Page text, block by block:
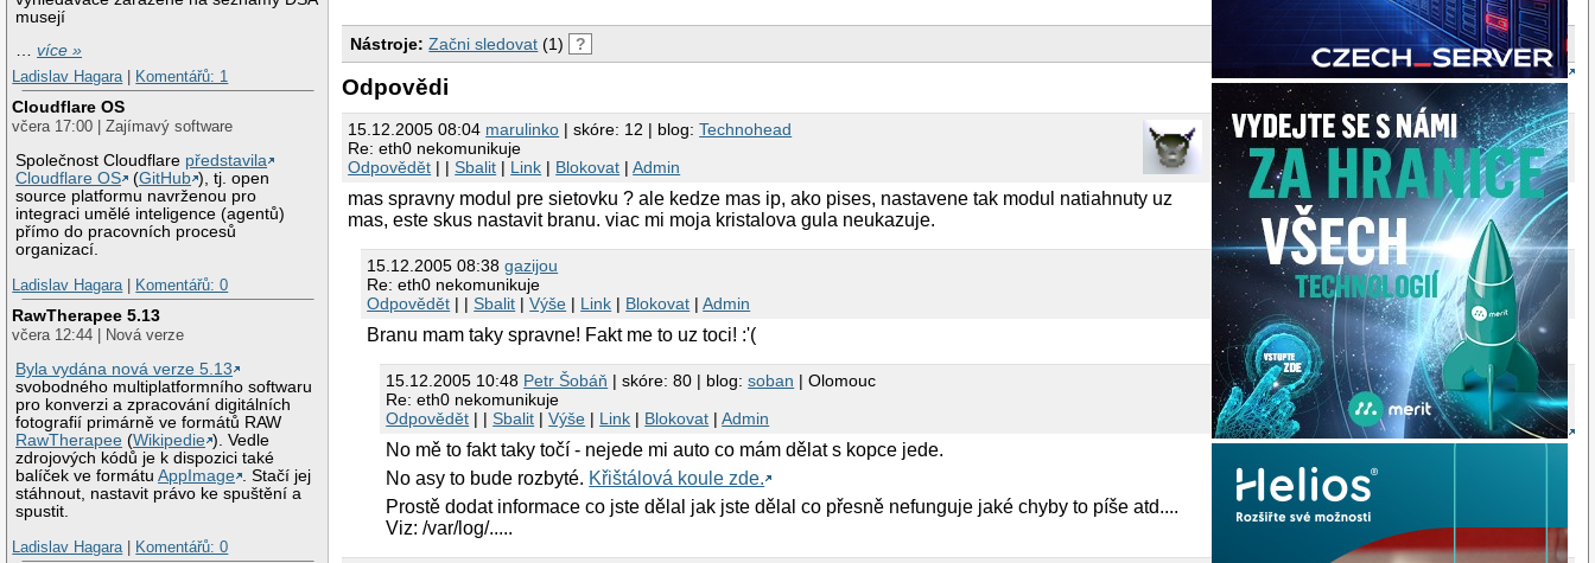
musejí
…více »
Ladislav Hagara
Komentářů: 1
Cloudflare OS
včera 17:00 | Zajímavý software
Společnost Cloudflare představila
Cloudflare OS
(GitHub ), tj. open
source platformu navrženou pro
integraci umělé inteligence (agentů)
přímo do pracovních procesů
organizací.
Ladislav Hagara
Komentářů: 0
RawTherapee 5.13
včera 12:44 | Nová verze
Byla vydána nová verze 5.13
svobodného multiplatformního softwaru
pro konverzi a zpracování digitálních
fotografií primárně ve formátů RAW
RawTherapee (Wikipedie ). Vedle
zdrojových kódů je k dispozici také
balíček ve formátuAppImage . Stačí jej
stáhnout, nastavit právo ke spuštění a
spustit.
Ladislav Hagara
Komentářů: 0
Nástroje: Začni sledovat (1) ?
Odpovědi
15.12.2005 08:04 marulinko | skóre: 12 | blog:Technohead
Re: eth0 nekomunikuje
Odpovědět | |Sbalit | Link | Blokovat |Admin
mas spravny modul pre sietovku ? ale kedze mas ip, ako pises, nastavene tak modul natiahnuty uz
mas, este skus nastavit branu. viac mi moja kristalova gula neukazuje.
15.12.2005 08:38gazijou
Re: eth0 nekomunikuje
Odpovědět | |Sbalit |Výše | Link | Blokovat |Admin
Branu mam taky spravne! Fakt me to uz toci! :'(
15.12.2005 10:48 Petr Šobáň | skóre: 80 | blog:soban | Olomouc
Re: eth0 nekomunikuje
Odpovědět | |Sbalit |Výše | Link | Blokovat |Admin
No mě to fakt taky točí - nejede mi auto co mám dělat s kopce jede.
No asy to bude rozbyté. Křištálová koule zde.
Prostě dodat informace co jste dělal jak jste dělal co přesně nefunguje jaké chyby to píše atd....
Viz: /var/log/.....